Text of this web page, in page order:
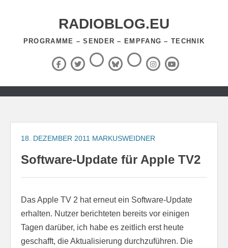
RADIOBLOG.EU
PROGRAMME – SENDER – EMPFANG – TECHNIK
Facebook
X
(Twitter)
ThreadsBlueSky
RSS-
Feed InstagramYouTube
Zum
springen
18. DEZEMBER 2011 MARKUSWEIDNER
Software-Update für Apple TV2
Das Apple TV 2 hat erneut ein Software-Update
erhalten. Nutzer berichteten bereits vor einigen
Tagen darüber, ich habe es zeitlich erst heute
geschafft, die Aktualisierung durchzuführen. Die